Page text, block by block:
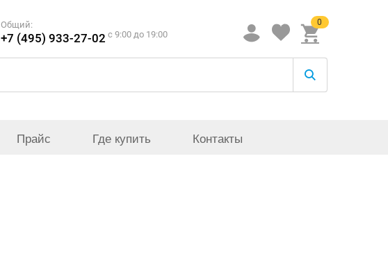
Общий:
+7 (495) 933-27-02 c 9:00 до 19:00
0
Прайс Где купить Контакты